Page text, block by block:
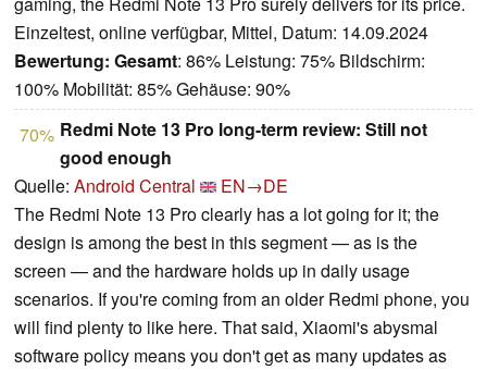
Einzeltest, online verfügbar, Mittel, Datum: 14.09.2024
Bewertung: Gesamt: 86% Leistung: 75% Bildschirm:
100% Mobilität: 85% Gehäuse: 90%
70% Redmi Note 13 Pro long-term review: Still not
good enough
Quelle: Android Central
EN→DE
The Redmi Note 13 Pro clearly has a lot going for it; the
design is among the best in this segment — as is the
screen — and the hardware holds up in daily usage
scenarios. If you're coming from an older Redmi phone, you
will find plenty to like here. That said, Xiaomi's abysmal
software policy means you don't get as many updates as